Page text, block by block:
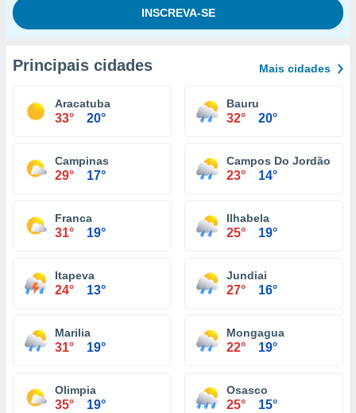
Principais cidades Mais cidades
Aracatuba
33° 20°
Bauru
32° 20°
Campinas
29° 17°
Campos Do Jordão
23° 14°
Franca
31° 19°
Ilhabela
25° 19°
Itapeva
24° 13°
Jundiai
27° 16°
Marilia
31° 19°
Mongagua
22° 19°
Olimpia
35° 19°
Osasco
25° 15°